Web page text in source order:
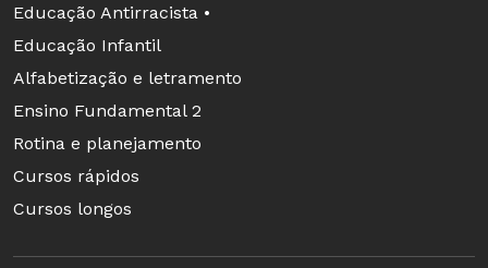
Educação Antirracista •
Educação Infantil
Alfabetização e letramento
Ensino Fundamental 2
Rotina e planejamento
Cursos rápidos
Cursos longos